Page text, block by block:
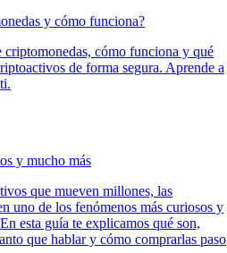
y cómo funciona?
criptomonedas, cómo funciona y qué
de forma segura. Aprende a
y mucho más
que mueven millones, las
uno de los fenómenos más curiosos y
esta guía te explicamos qué son,
que hablar y cómo comprarlas paso